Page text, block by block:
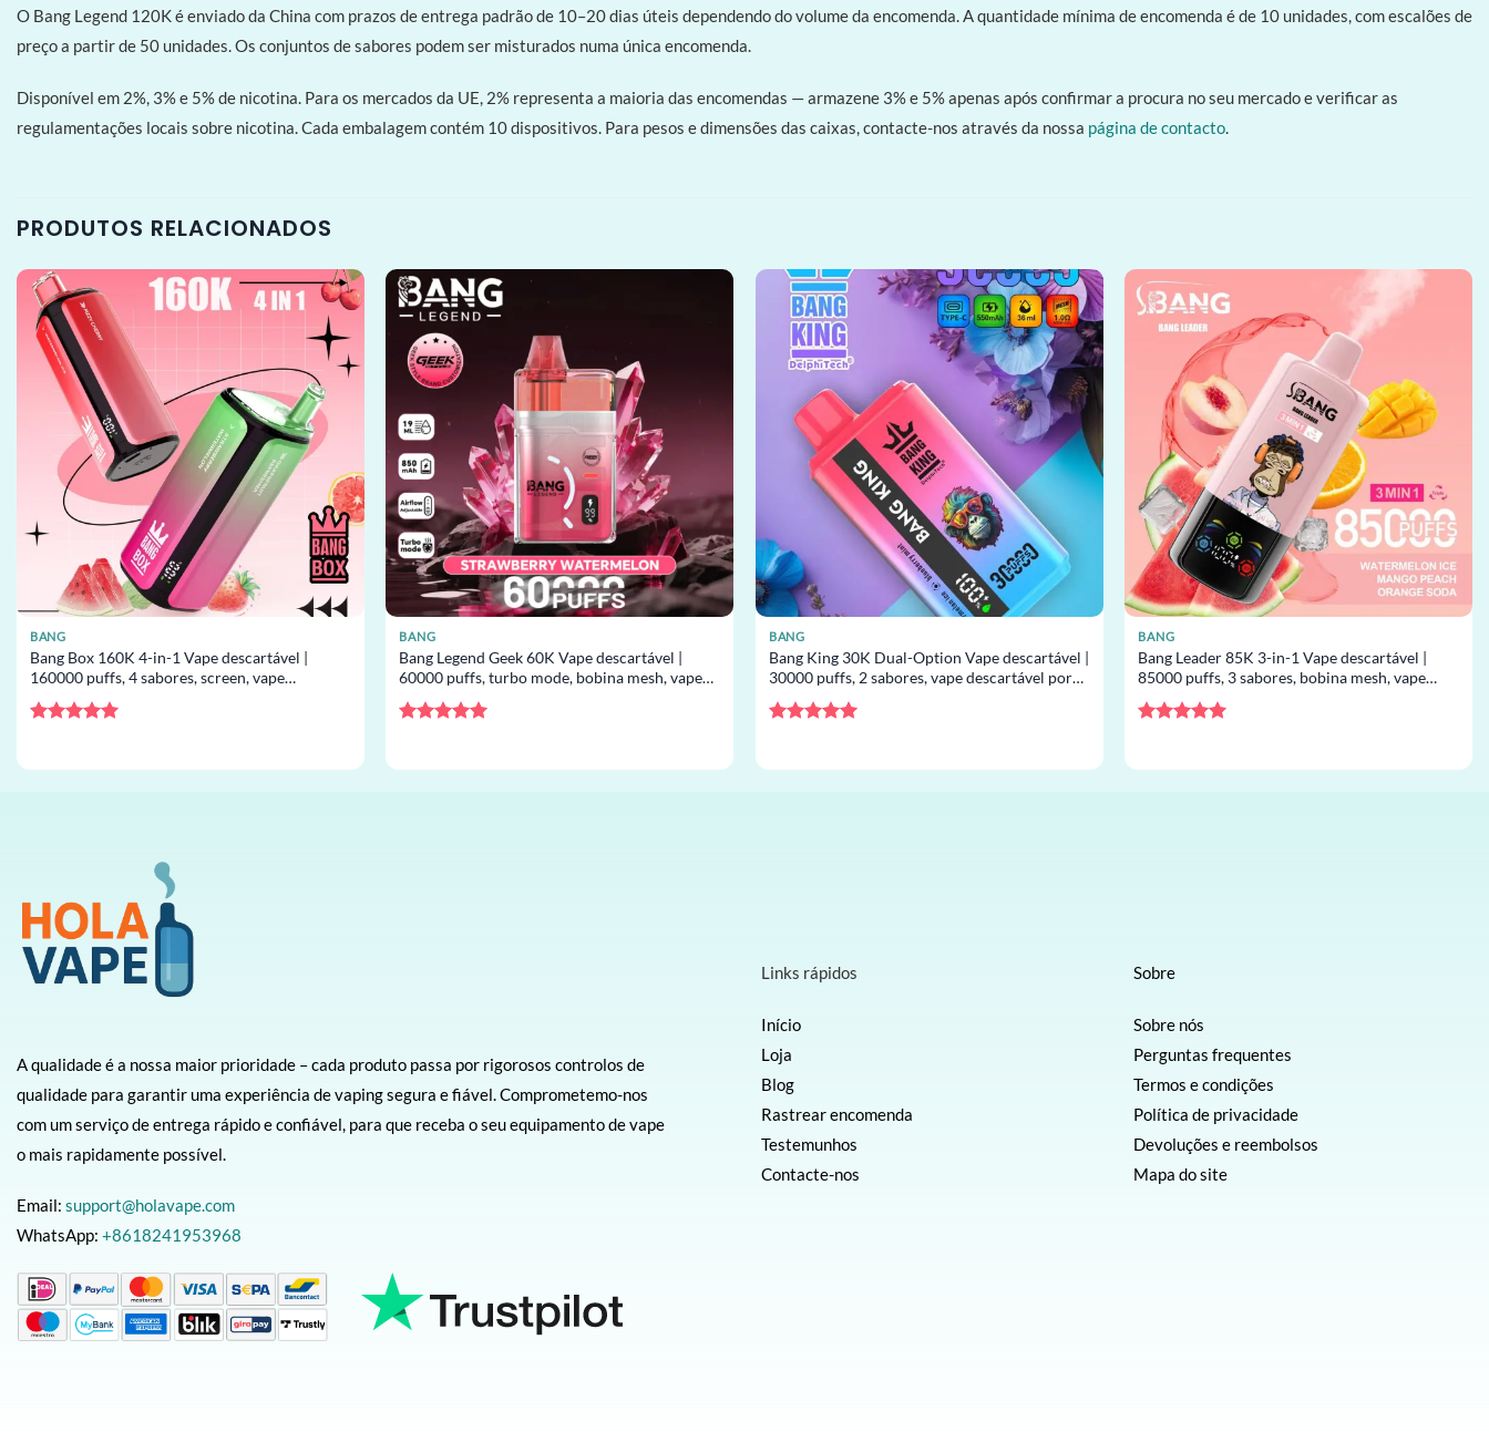
O Bang Legend 120K é enviado da China com prazos de entrega padrão de 10–20 dias úteis dependendo do volume da encomenda. A quantidade mínima de encomenda é de 10 unidades, com escalões de
preço a partir de 50 unidades. Os conjuntos de sabores podem ser misturados numa única encomenda.
Disponível em 2%, 3% e 5% de nicotina. Para os mercados da UE, 2% representa a maioria das encomendas — armazene 3% e 5% apenas após confirmar a procura no seu mercado e verificar as
regulamentações locais sobre nicotina. Cada embalagem contém 10 dispositivos. Para pesos e dimensões das caixas, contacte-nos através da nossa página de contacto.
PRODUTOS RELACIONADOS
BANG
Bang Box 160K 4-in-1 Vape descartável |
160000 puffs, 4 sabores, screen, vape
descartável por atacado
BANG
Bang Legend Geek 60K Vape descartável |
60000 puffs, turbo mode, bobina mesh, vape
descartável por atacado
BANG
Bang King 30K Dual-Option Vape descartável |
30000 puffs, 2 sabores, vape descartável por
atacado
BANG
Bang Leader 85K 3-in-1 Vape descartável |
85000 puffs, 3 sabores, bobina mesh, vape
descartável por atacado
A qualidade é a nossa maior prioridade – cada produto passa por rigorosos controlos de
qualidade para garantir uma experiência de vaping segura e fiável. Comprometemo-nos
com um serviço de entrega rápido e confiável, para que receba o seu equipamento de vape
o mais rapidamente possível.
Email: support@holavape.com
WhatsApp: +8618241953968
Links rápidos
Início
Loja
Blog
Rastrear encomenda
Testemunhos
Contacte-nos
Sobre
Sobre nós
Perguntas frequentes
Termos e condições
Política de privacidade
Devoluções e reembolsos
Mapa do site